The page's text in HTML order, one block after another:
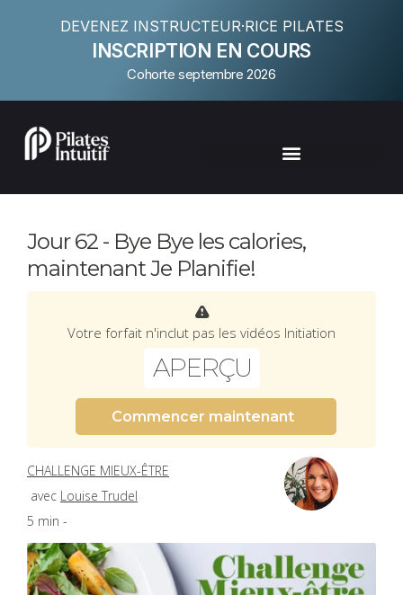
DEVENEZ INSTRUCTEUR·RICE PILATES
INSCRIPTION EN COURS
Cohorte septembre 2026
Jour 62 - Bye Bye les calories,
maintenant Je Planifie!
Votre forfait n'inclut pas les vidéos Initiation
APERÇU
Commencer maintenant
CHALLENGE MIEUX-ÊTRE
avec Louise Trudel
5 min -